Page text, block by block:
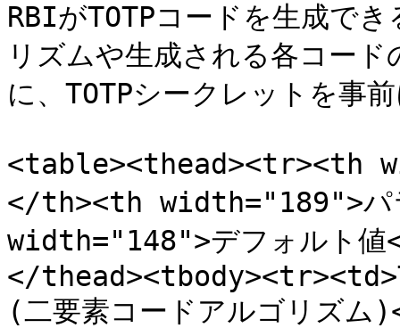
RBIがTOTPコードを生成で
リズムや生成される各コー
に、TOTPシークレットを事
<table><thead><tr><th
</th><th width="189">パ
width="148">デフォルト
</
(二要素コードアルゴリズ